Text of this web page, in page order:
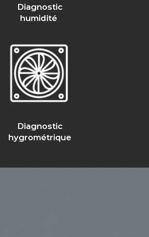
Diagnostic
humidité
Diagnostic
hygrométrique